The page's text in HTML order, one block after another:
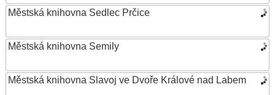
Městská knihovna Sedlec Prčice
Městská knihovna Semily
Městská knihovna Slavoj ve Dvoře Králové nad Labem